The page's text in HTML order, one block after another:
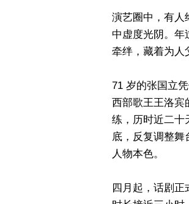
演艺圈中，有人
中虚度光阴。年
牵绊，藏着为人
71 岁的张国立
西部歌王王洛宾
练，历时近二十
底，反复调整舞
人物本色。
四月起，话剧正